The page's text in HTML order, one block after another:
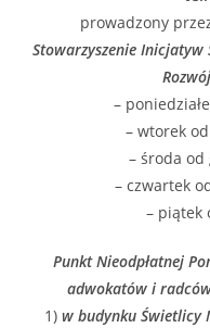
prowadzony
Stowarzyszenie Inicjatyw
–
– wtorek
– środa od
– czwartek
– piątek
Punkt Nieodpłatnej
adwokatów i
1) w budynku Świetlicy